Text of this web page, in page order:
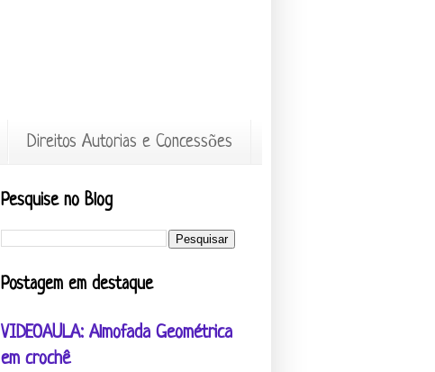
Direitos Autorias e Concessões
Pesquise no Blog
Postagem em destaque
VIDEOAULA: Almofada Geométrica
em crochê